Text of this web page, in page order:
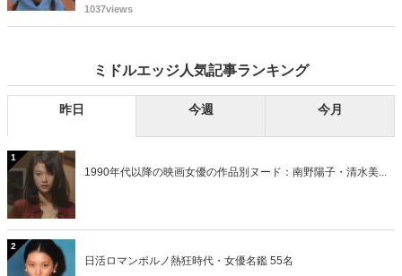
ていた古川恵実子さん。2010年3月頃まではラジオDJを担当されてい
1037views
ミドルエッジ人気記事ランキング
昨日 今週 今月
1
1990年代以降の映画女優の作品別ヌード：南野陽子・清水美...
2
日活ロマンポルノ熱狂時代・女優名鑑 55名